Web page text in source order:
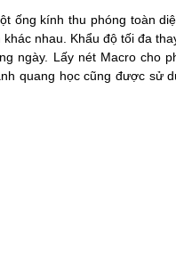
kính thu phóng toàn diện
nhau. Khẩu độ tối đa
ngày. Lấy nét Macro cho
quang học cũng được sử